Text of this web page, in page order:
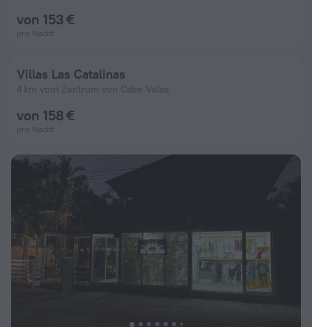
von 153 €
pro Nacht
Villas Las Catalinas
4 km vom Zentrum von Cabo Velas
von 158 €
pro Nacht